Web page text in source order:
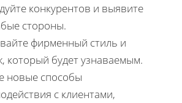
конкурентов и выявите
стороны.
фирменный стиль и
который будет узнаваемым.
новые способы
с клиентами,